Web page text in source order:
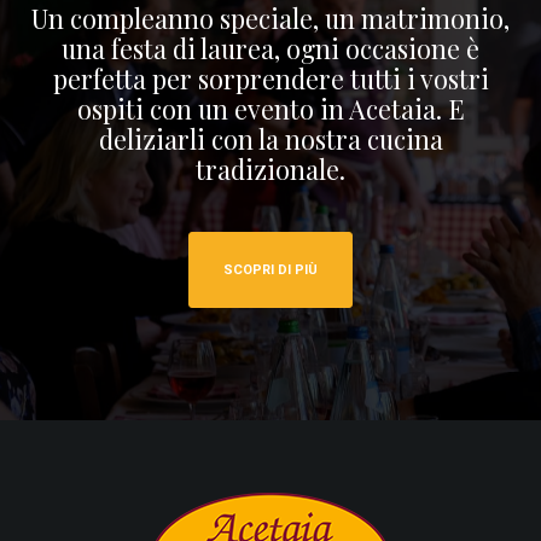
Un compleanno speciale, un matrimonio,
una festa di laurea, ogni occasione è
perfetta per sorprendere tutti i vostri
ospiti con un evento in Acetaia. E
deliziarli con la nostra cucina
tradizionale.
SCOPRI DI PIÙ